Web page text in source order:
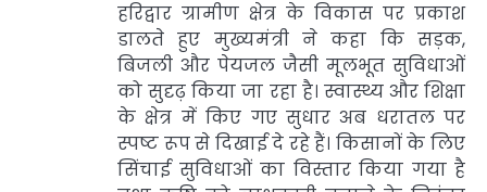
हरिद्वार ग्रामीण क्षेत्र के विकास पर प्रकाश
डालते हुए मुख्यमंत्री ने कहा कि सड़क,
बिजली और पेयजल जैसी मूलभूत सुविधाओं
को सुदृढ़ किया जा रहा है। स्वास्थ्य और शिक्षा
के क्षेत्र में किए गए सुधार अब धरातल पर
स्पष्ट रूप से दिखाई दे रहे हैं। किसानों के लिए
सिंचाई सुविधाओं का विस्तार किया गया है